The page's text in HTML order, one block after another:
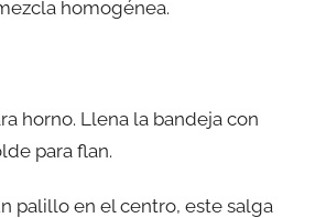
homogénea.
horno. Llena la bandeja con
para flan.
palillo en el centro, este salga